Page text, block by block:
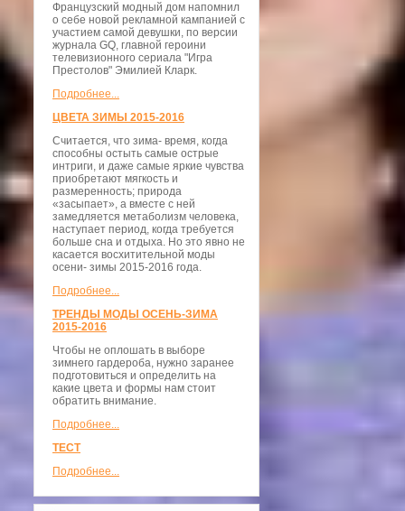
Французский модный дом напомнил
о себе новой рекламной кампанией с
участием самой девушки, по версии
журнала GQ, главной героини
телевизионного сериала "Игра
Престолов" Эмилией Кларк.
Подробнее...
ЦВЕТА ЗИМЫ 2015-2016
Считается, что зима- время, когда
способны остыть самые острые
интриги, и даже самые яркие чувства
приобретают мягкость и
размеренность; природа
«засыпает», а вместе с ней
замедляется метаболизм человека,
наступает период, когда требуется
больше сна и отдыха. Но это явно не
касается восхитительной моды
осени- зимы 2015-2016 года.
Подробнее...
ТРЕНДЫ МОДЫ ОСЕНЬ-ЗИМА
2015-2016
Чтобы не оплошать в выборе
зимнего гардероба, нужно заранее
подготовиться и определить на
какие цвета и формы нам стоит
обратить внимание.
Подробнее...
ТЕСТ
Подробнее...